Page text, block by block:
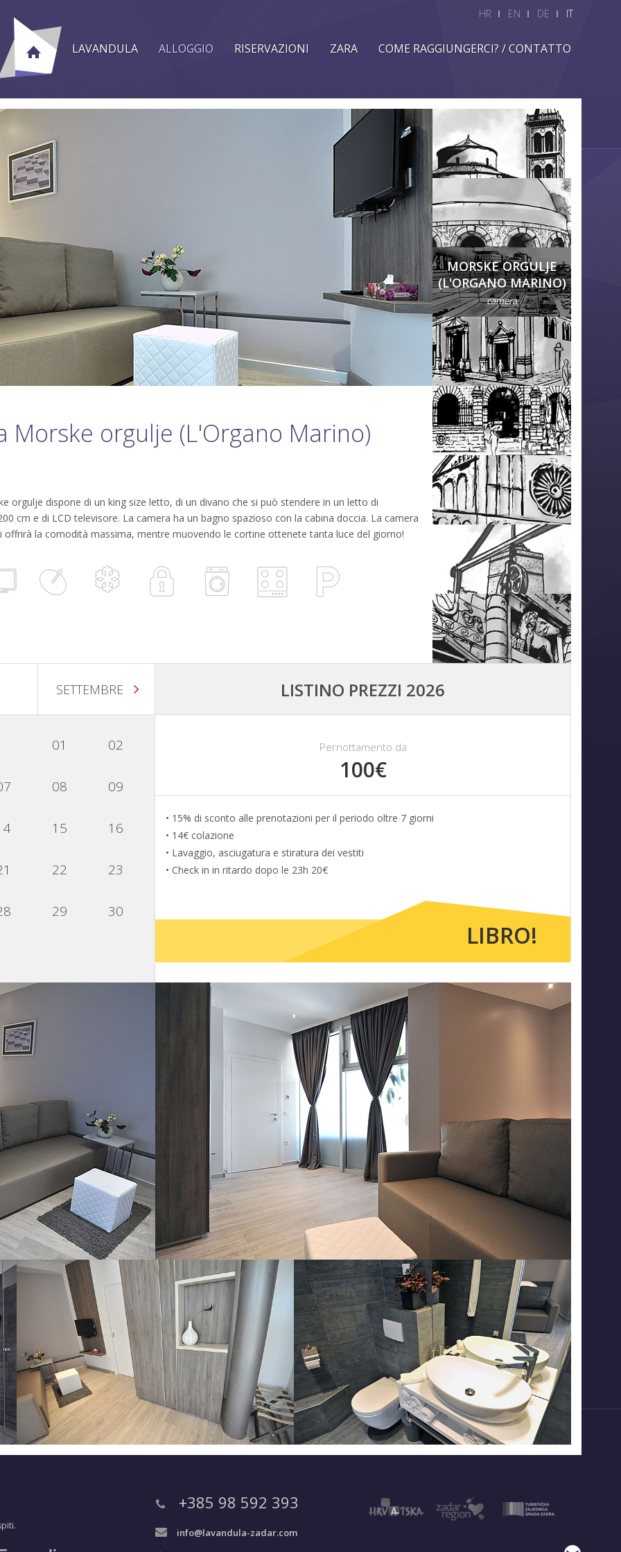
HR EN DE IT
LAVANDULA ALLOGGIO RISERVAZIONI ZARA COME RAGGIUNGERCI? / CONTATTO
Morske orgulje (L'Organo Marino)
orgulje dispone di un king size letto, di un divano che si può stendere in un letto di
cm e di LCD televisore. La camera ha un bagno spazioso con la cabina doccia. La camera
offrirà la comodità massima, mentre muovendo le cortine ottenete tanta luce del giorno!
MORSKE ORGULJE
(L'ORGANO MARINO)
camera
SETTEMBRE
01 02
08 09
15 16
22 23
29 30
LISTINO PREZZI 2026
Pernottamento da
100€
• 15% di sconto alle prenotazioni per il periodo oltre 7 giorni
• 14€ colazione
• Lavaggio, asciugatura e stiratura dei vestiti
• Check in in ritardo dopo le 23h 20€
LIBRO!
+385 98 592 393
info@lavandula-zadar.com